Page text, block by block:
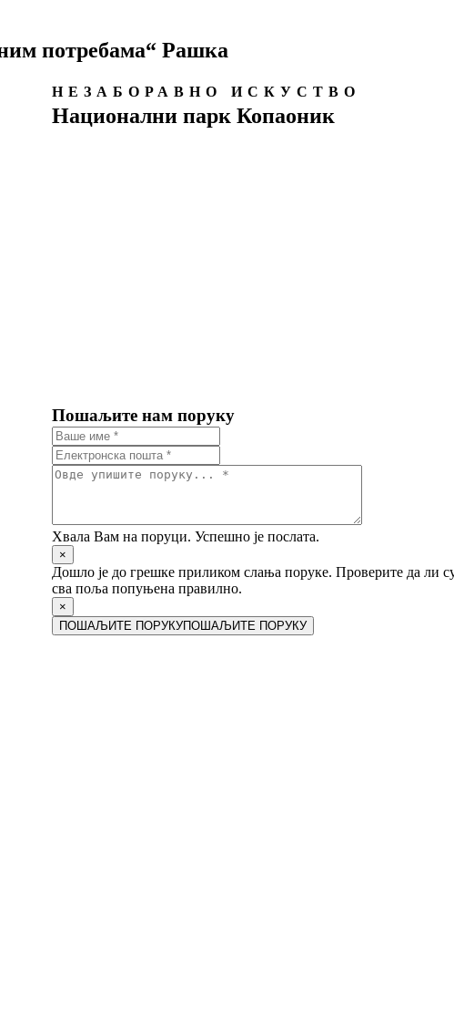
потребама“ Рашка
НЕЗАБОРАВНО ИСКУСТВО
Национални парк Копаоник
Пошаљите нам поруку
Хвала Вам на поруци. Успешно је послата.
×
Дошло је до грешке приликом слања поруке. Проверите да ли
сва поља попуњена правилно.
×
ПОШАЉИТЕ ПОРУКУПОШАЉИТЕ ПОРУКУ